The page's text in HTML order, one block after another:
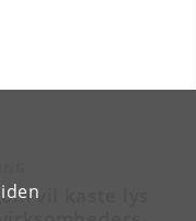
vil kaste lys